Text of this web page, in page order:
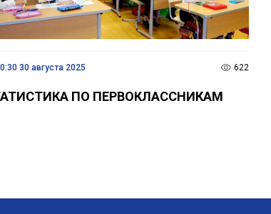
30 августа 2025 622
ПО ПЕРВОКЛАССНИКАМ